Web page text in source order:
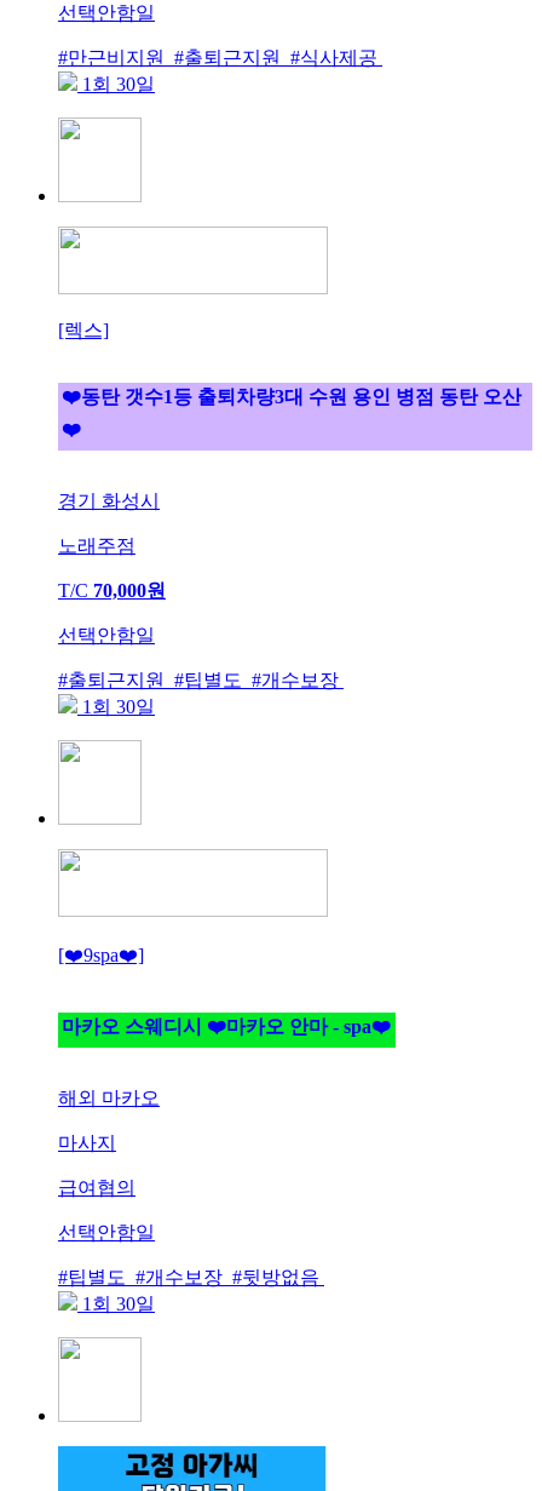
선택안함일
#만근비지원 #출퇴근지원 #식사제공
1회 30일
[렉스]
❤️동탄 갯수1등 출퇴차량3대 수원 용인 병점 동탄 오산
❤️
경기 화성시
노래주점
T/C 70,000원
선택안함일
#출퇴근지원 #팁별도 #개수보장
1회 30일
[❤️9spa❤️]
마카오 스웨디시 ❤️마카오 안마 - spa❤️
해외 마카오
마사지
급여협의
선택안함일
#팁별도 #개수보장 #뒷방없음
1회 30일